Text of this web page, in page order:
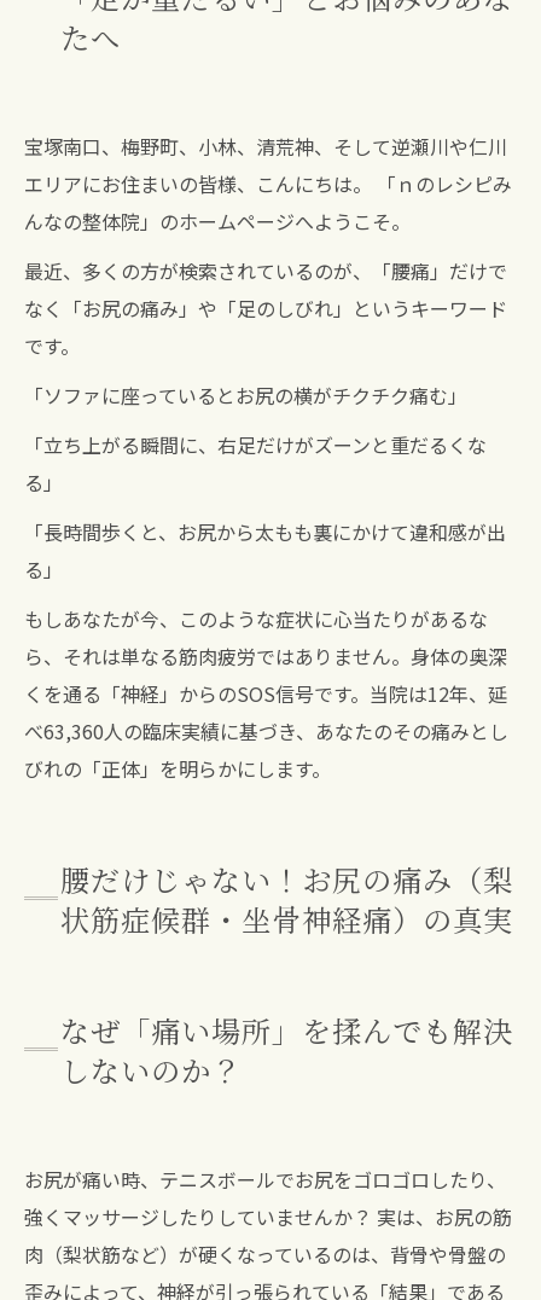
たへ
宝塚南口、梅野町、小林、清荒神、そして逆瀬川や仁川
エリアにお住まいの皆様、こんにちは。 「ｎのレシピみ
んなの整体院」のホームページへようこそ。
最近、多くの方が検索されているのが、「腰痛」だけで
なく「お尻の痛み」や「足のしびれ」というキーワード
です。
「ソファに座っているとお尻の横がチクチク痛む」
「立ち上がる瞬間に、右足だけがズーンと重だるくな
る」
「長時間歩くと、お尻から太もも裏にかけて違和感が出
る」
もしあなたが今、このような症状に心当たりがあるな
ら、それは単なる筋肉疲労ではありません。身体の奥深
くを通る「神経」からのSOS信号です。当院は12年、延
べ63,360人の臨床実績に基づき、あなたのその痛みとし
びれの「正体」を明らかにします。
腰だけじゃない！お尻の痛み（梨
状筋症候群・坐骨神経痛）の真実
なぜ「痛い場所」を揉んでも解決
しないのか？
お尻が痛い時、テニスボールでお尻をゴロゴロしたり、
強くマッサージしたりしていませんか？ 実は、お尻の筋
肉（梨状筋など）が硬くなっているのは、背骨や骨盤の
歪みによって、神経が引っ張られている「結果」である